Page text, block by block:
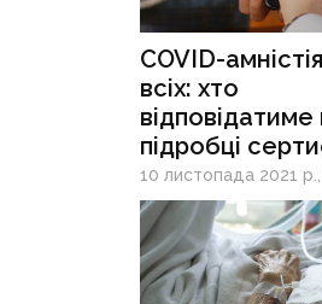
COVID-
всіх: хто
відповідатиме
підробці
вакцинації
10 листопада 2021